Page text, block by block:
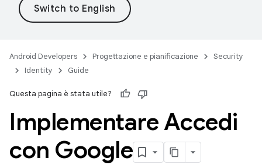
Android Developers Progettazione e pianificazione
Security
Identity
Guide
Questa pagina è stata utile?
Implementare Accedi
con Google